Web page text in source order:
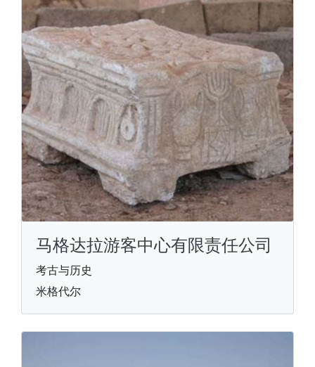
马格达拉游客中心有限责任公司
考古与历史
米格代尔